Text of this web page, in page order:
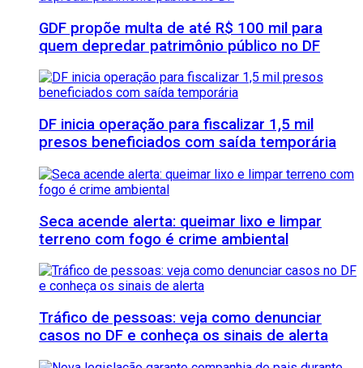
GDF propõe multa de até R$ 100 mil para
quem depredar patrimônio público no DF
DF inicia operação para fiscalizar 1,5 mil
presos beneficiados com saída temporária
Seca acende alerta: queimar lixo e limpar
terreno com fogo é crime ambiental
Tráfico de pessoas: veja como denunciar
casos no DF e conheça os sinais de alerta